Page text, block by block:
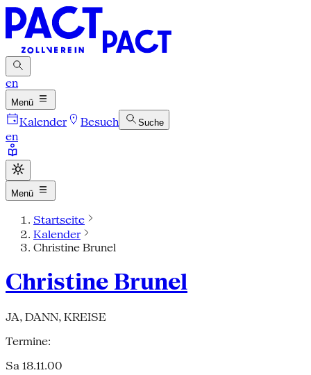
en
Menü
Kalender Besuch Suche
en
Menü
Startseite
Kalender
Christine Brunel
Christine Brunel
JA, DANN, KREISE
Termine:
Sa 18.11.00